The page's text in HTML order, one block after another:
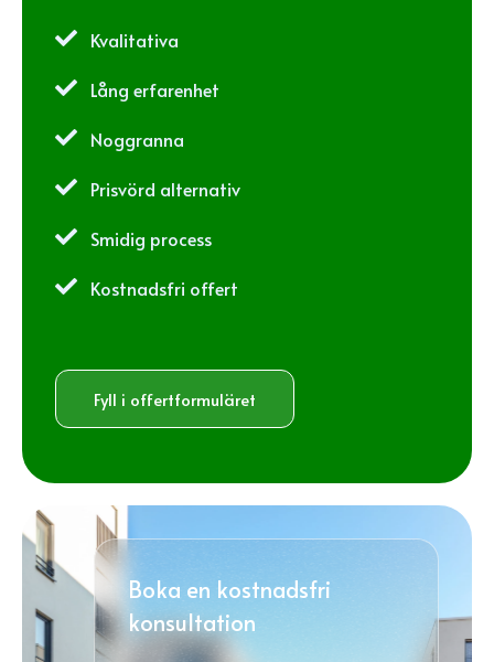
 Kvalitativa
 Lång erfarenhet
 Noggranna
 Prisvörd alternativ
 Smidig process
 Kostnadsfri offert
Fyll i offertformuläret
Boka en kostnadsfri
konsultation